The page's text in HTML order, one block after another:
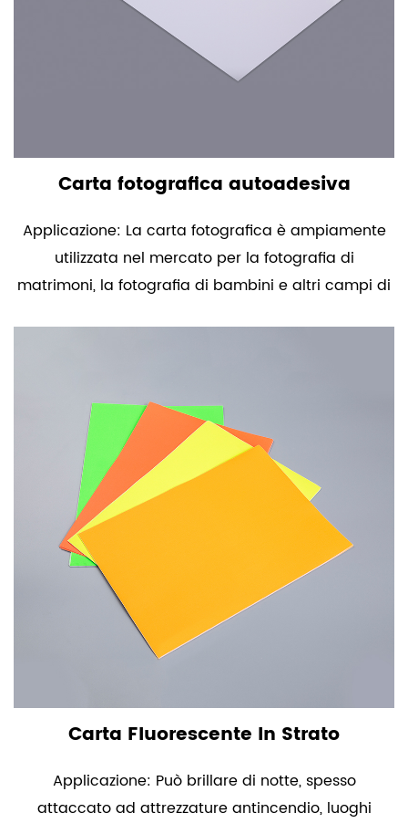
Carta fotografica autoadesiva
Applicazione: La carta fotografica è ampiamente
utilizzata nel mercato per la fotografia di
matrimoni, la fotografia di bambini e altri campi di
Carta Fluorescente In Strato
Applicazione: Può brillare di notte, spesso
attaccato ad attrezzature antincendio, luoghi